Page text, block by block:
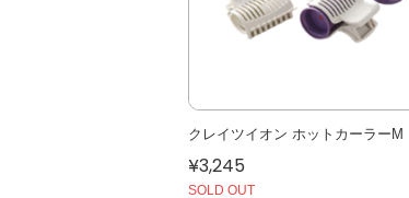
クレイツイオン ホットカーラーM
¥3,245
SOLD OUT